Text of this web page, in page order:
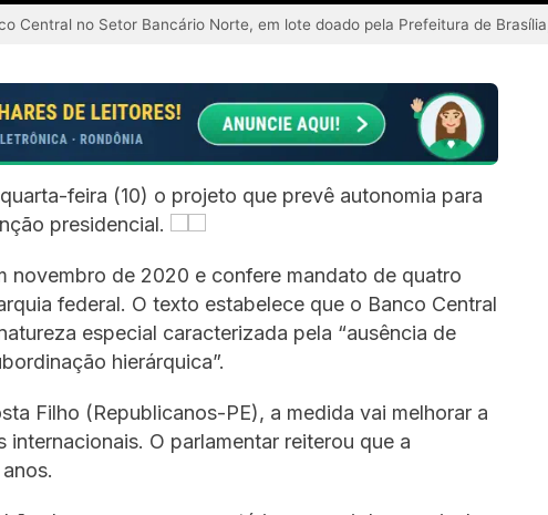
Central no Setor Bancário Norte, em lote doado pela Prefeitura de
feira (10) o projeto que prevê autonomia para
presidencial.
novembro de 2020 e confere mandato de quatro
federal. O texto estabelece que o Banco Central
especial caracterizada pela “ausência de
hierárquica”.
Filho (Republicanos-PE), a medida vai melhorar a
O parlamentar reiterou que a